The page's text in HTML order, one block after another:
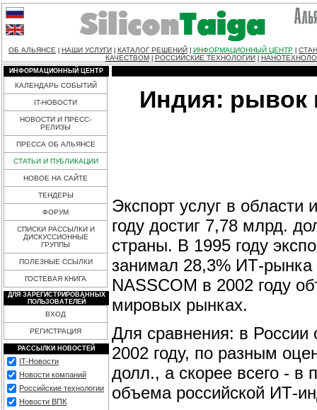
ОБ АЛЬЯНСЕ НАШИ УСЛУГИ КАТАЛОГ РЕШЕНИЙ ИНФОРМАЦИОННЫЙ ЦЕНТР
КАЧЕСТВОМ
РОССИЙСКИЕ ТЕХНОЛОГИИ
ИНФОРМАЦИОННЫЙ ЦЕНТР
КАЛЕНДАРЬ СОБЫТИЙ
IT-НОВОСТИ
НОВОСТИ И ПРЕСС-
РЕЛИЗЫ
ПРЕССА ОБ АЛЬЯНСЕ
СТАТЬИ И ПУБЛИКАЦИИ
НОВОЕ НА САЙТЕ
ТЕНДЕРЫ
ФОРУМ
СПИСКИ РАССЫЛКИ И
ДИСКУССИОННЫЕ
ГРУППЫ
ПОЛЕЗНЫЕ ССЫЛКИ
ГОСТЕВАЯ КНИГА
ДЛЯ ЗАРЕГИСТРИРОВАННЫХ
ПОЛЬЗОВАТЕЛЕЙ
ВХОД
РЕГИСТРАЦИЯ
РАССЫЛКИ НОВОСТЕЙ
IT-Новости
Новости компаний
Российские технологии
Новости ВПК
Индия: рывок
Экспорт услуг в
году достиг 7,78 млрд.
страны. В 1995 году
занимал 28,3% ИТ-
NASSCOM в 2002 году
мировых рынках.
Для сравнения: в России
2002 году, по разным
долл., а скорее всего -
объема российской ИТ-